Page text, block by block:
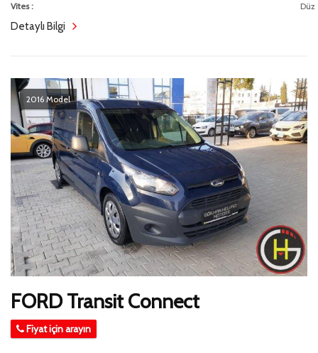
Vites : Düz
Detaylı Bilgi
2016 Model
FORD Transit Connect
Fiyat için arayın